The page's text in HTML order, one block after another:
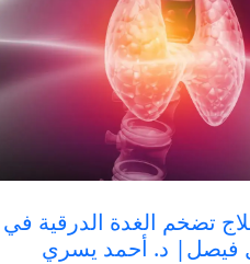
تضخم الغدة الدرقية في
فيصل| د. أحمد يسري